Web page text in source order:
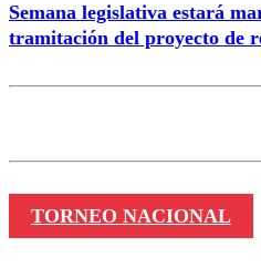
Semana legislativa estará
tramitación del proyecto de
TORNEO NACIONAL